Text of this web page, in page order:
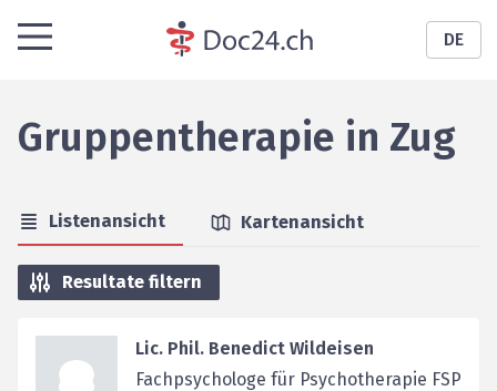
DE
Gruppentherapie in Zug
Listenansicht Kartenansicht
Resultate filtern
Lic. Phil. Benedict Wildeisen
Fachpsychologe für Psychotherapie FSP